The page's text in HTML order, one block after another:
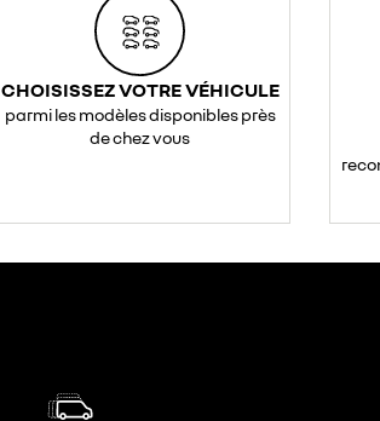
CHOISISSEZ VOTRE VÉHICULE
parmi les modèles disponibles près
de chez vous